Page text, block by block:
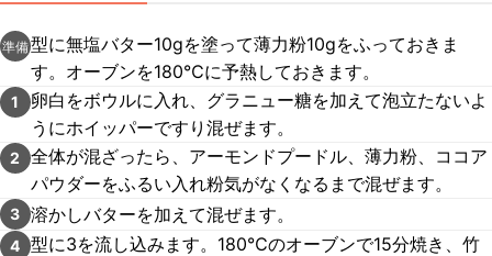
準備型に無塩バター10gを塗って薄力粉10gをふっておきま
す。オーブンを180℃に予熱しておきます。
1
卵白をボウルに入れ、グラニュー糖を加えて泡立たないよ
うにホイッパーですり混ぜます。
2
全体が混ざったら、アーモンドプードル、薄力粉、ココア
パウダーをふるい入れ粉気がなくなるまで混ぜます。
3 溶かしバターを加えて混ぜます。
4 型に3を流し込みます。180℃のオーブンで15分焼き、竹